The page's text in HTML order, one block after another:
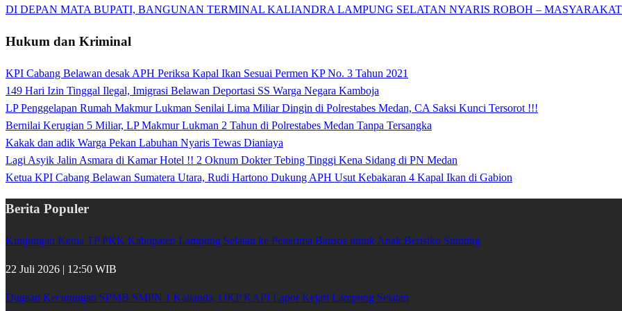
DI DEPAN MATA BUPATI, BANGUNAN TERMINAL KALIANDRA LAMPUNG SELATAN NYARIS ROBOH –
Hukum dan Kriminal
KPI Cabang Belawan desak APH Periksa Kapal Ikan Sesuai Permen KP No. 3 Tahun 2021
149 Hari Izin Tinggal Ilegal, Imigrasi Belawan Deportasi SS Warga Negara Kamboja
LP Penggelapan Rumah Makmur Lukman Senilai Lima Miliar Dingin di Polrestabes Medan, CA Saksi Kunci Tersorot !!!
Bernilai Kerugian 5 Miliar, LP Makmur Lukman 2 Tahun di Polrestabes Medan Tanpa Tersangka
Kakak dan adik Warga Pekan Labuhan Nyaris Tewas Dianiaya
Lagi Asyik Jalin Asmara di Kamar Hotel !! 2 Oknum Dokter Tebing Tinggi Kena Sidang di PN Medan
Ketua KPI Cabang Belawan Sumatera Utara, Rudi Hartono Dukung APH Usut Kebakaran 4 Kapal Ikan di Gabion
Berita Populer
Kunjungan Ketua TP PKK Kabupaten Lampung Selatan ke Penerima Bansos untuk Anak Berisiko Stunting
22 Juli 2026 | 12:50 WIB
Dugaan Kecurangan SPMB SMPN 1 Kalianda, OKP KAPI Lapor Kejari Lampung Selatan